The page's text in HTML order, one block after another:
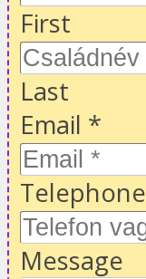
First
Last
Email *
Telephone
Message